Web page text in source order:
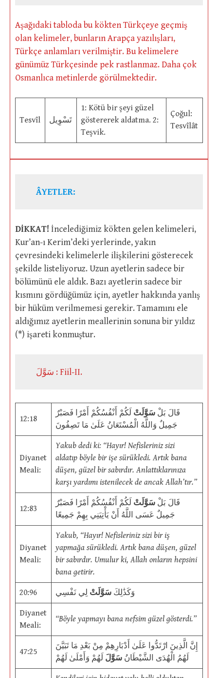
Aşağıdaki tabloda bu kökten Türkçeye geçmiş
olan kelimeler, bunların Arapça yazılışları,
Türkçe anlamları verilmiştir. Bu kelimelere
günümüz Türkçesinde pek rastlanmaz. Daha çok
Osmanlıca metinlerde görülmektedir.
Tesvîl تَسْوِيل
1: Kötü bir şeyi güzel
göstererek aldatma. 2:
Teşvik.
Çoğul:
Tesvîlât
ÂYETLER:
DİKKAT! İncelediğimiz kökten gelen kelimeleri,
Kur’an-ı Kerim’deki yerlerinde, yakın
çevresindeki kelimelerle ilişkilerini gösterecek
şekilde listeliyoruz. Uzun ayetlerin sadece bir
bölümünü ele aldık. Bazı ayetlerin sadece bir
kısmını gördüğümüz için, ayetler hakkında yanlış
bir hüküm verilmemesi gerekir. Tamamını ele
aldığımız ayetlerin meallerinin sonuna bir yıldız
(*) işareti konmuştur.
سَوَّلَ : Fiil-II.
12:18
قَالَ بَلْ سَوَّلَتْ لَكُمْ أَنْفُسُكُمْ أَمْرًا فَصَبْرٌ
جَمِيلٌ وَاللَّهُ الْمُسْتَعَانُ عَلَىٰ مَا تَصِفُونَ
Diyanet
Meali:
Yakub dedi ki: “Hayır! Nefisleriniz sizi
aldatıp böyle bir işe sürükledi. Artık bana
düşen, güzel bir sabırdır. Anlattıklarınıza
karşı yardımı istenilecek de ancak Allah’tır.”
12:83
قَالَ بَلْ سَوَّلَتْ لَكُمْ أَنْفُسُكُمْ أَمْرًا فَصَبْرٌ
جَمِيلٌ عَسَى اللَّهُ أَنْ يَأْتِيَنِي بِهِمْ جَمِيعًا
Diyanet
Meali:
Yakub, “Hayır! Nefisleriniz sizi bir iş
yapmağa sürükledi. Artık bana düşen, güzel
bir sabırdır. Umulur ki, Allah onların hepsini
bana getirir.
20:96 وَكَذَٰلِكَ سَوَّلَتْ لِي نَفْسِي
Diyanet
Meali:
“Böyle yapmayı bana nefsim güzel gösterdi.”
47:25
إِنَّ الَّذِينَ ارْتَدُّوا عَلَىٰ أَدْبَارِهِمْ مِنْ بَعْدِ مَا تَبَيَّنَ
لَهُمُ الْهُدَى الشَّيْطَانُ سَوَّلَ لَهُمْ وَأَمْلَىٰ لَهُمْ